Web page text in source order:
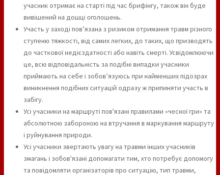
учасник отримає на старті під час брифінгу, також він буде
вивішений на дошці оголошень.
Участь у заході пов’язана з ризиком отримання травм різного
ступеню тяжкості, від самих легких, до таких, що призводять
до часткової недієздатності або навіть смерті. Усвідомлюючи
це, всю відповідальність за подібні випадки учасники
приймають на себе і зобов’язуюсь при найменших підозрах
виникнення подібних ситуацій одразу ж припиняти участь в
забігу.
Усі учасники на маршруті пов'язані правилами «чесної гри» та
абсолютною забороною на втручання в маркування маршруту
і руйнування природи.
Усі учасники звертають увагу на травми інших учасників
змагань і зобов'язані допомагати тим, хто потребує допомогу
та повідомляти організаторів про ситуацію, тип травми,